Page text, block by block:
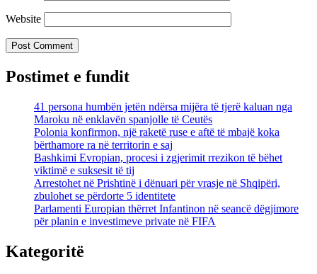
Website
Postimet e fundit
41 persona humbën jetën ndërsa mijëra të tjerë kaluan nga
Maroku në enklavën spanjolle të Ceutës
Polonia konfirmon, një raketë ruse e aftë të mbajë koka
bërthamore ra në territorin e saj
Bashkimi Evropian, procesi i zgjerimit rrezikon të bëhet
viktimë e suksesit të tij
Arrestohet në Prishtinë i dënuari për vrasje në Shqipëri,
zbulohet se përdorte 5 identitete
Parlamenti Europian thërret Infantinon në seancë dëgjimore
për planin e investimeve private në FIFA
Kategoritë